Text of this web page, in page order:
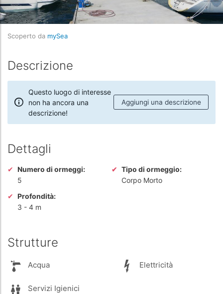
Scoperto da mySea
Descrizione
Questo luogo di interesse
non ha ancora una
descrizione!
Aggiungi una descrizione
Dettagli
Numero di ormeggi:
5
Tipo di ormeggio:
Corpo Morto
Profondità:
3 - 4 m
Strutture
Acqua Elettricità
Servizi Igienici